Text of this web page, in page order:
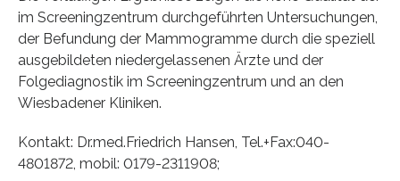
im Screeningzentrum durchgeführten Untersuchungen,
der Befundung der Mammogramme durch die speziell
ausgebildeten niedergelassenen Ärzte und der
Folgediagnostik im Screeningzentrum und an den
Wiesbadener Kliniken.
Kontakt: Dr.med.Friedrich Hansen, Tel.+Fax:040-
4801872, mobil: 0179-2311908;